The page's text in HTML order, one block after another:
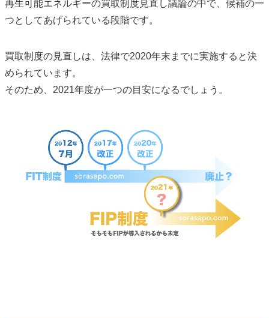
再生可能エネルギーの買取制度見直し議論の中で、候補の一
つとしてあげられている段階です。
買取制度の見直しは、法律で2020年末までに実施すると決
められています。
そのため、2021年度が一つの目安になるでしょう。